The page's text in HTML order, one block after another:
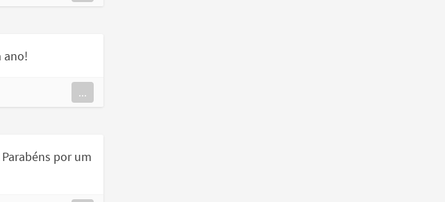
ano!
...
por um